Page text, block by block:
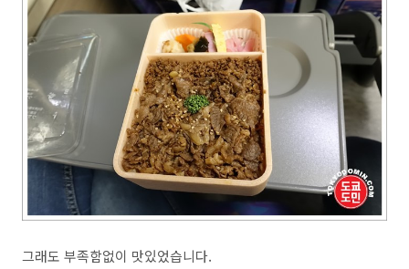
그래도 부족함없이 맛있었습니다.